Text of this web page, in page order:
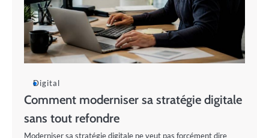
Digital
Comment moderniser sa stratégie digitale
sans tout refondre
Moderniser sa stratégie digitale ne veut pas forcément dire